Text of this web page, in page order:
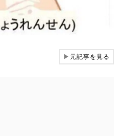
▶元記事を見る